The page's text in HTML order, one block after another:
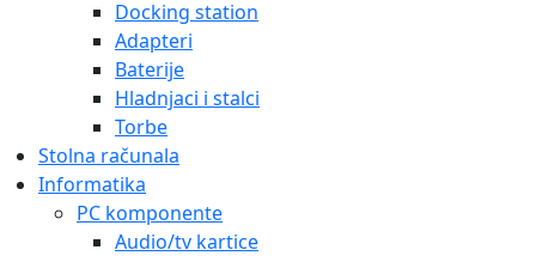
Docking station
Adapteri
Baterije
Hladnjaci i stalci
Torbe
Stolna računala
Informatika
PC komponente
Audio/tv kartice